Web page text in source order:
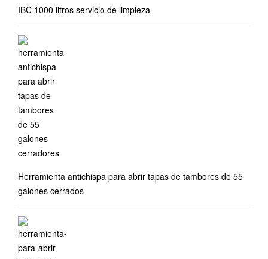
IBC 1000 litros servicio de limpieza
Herramienta antichispa para abrir tapas de tambores de 55
galones cerrados